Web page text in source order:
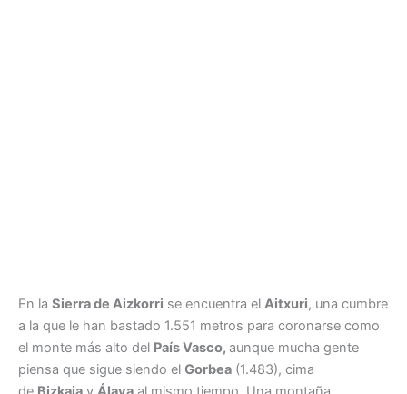
En la Sierra de Aizkorri se encuentra el Aitxuri, una cumbre
a la que le han bastado 1.551 metros para coronarse como
el monte más alto del País Vasco, aunque mucha gente
piensa que sigue siendo el Gorbea (1.483), cima